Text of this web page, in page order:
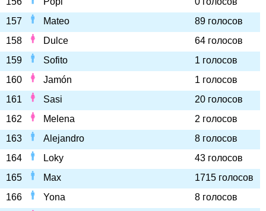
157
Mateo
89 голосов
158
Dulce
64 голосов
159
Sofito
1 голосов
160
Jamón
1 голосов
161
Sasi
20 голосов
162
Melena
2 голосов
163
Alejandro
8 голосов
164
Loky
43 голосов
165
Max
1715 голосов
166
Yona
8 голосов